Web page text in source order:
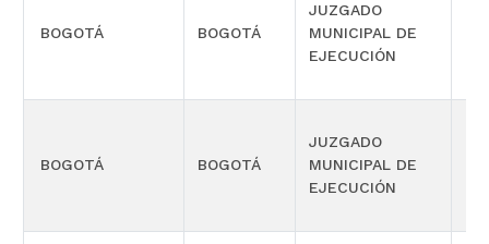
BOGOTÁ BOGOTÁ
JUZGADO
MUNICIPAL DE
EJECUCIÓN
BOGOTÁ BOGOTÁ
JUZGADO
MUNICIPAL DE
EJECUCIÓN